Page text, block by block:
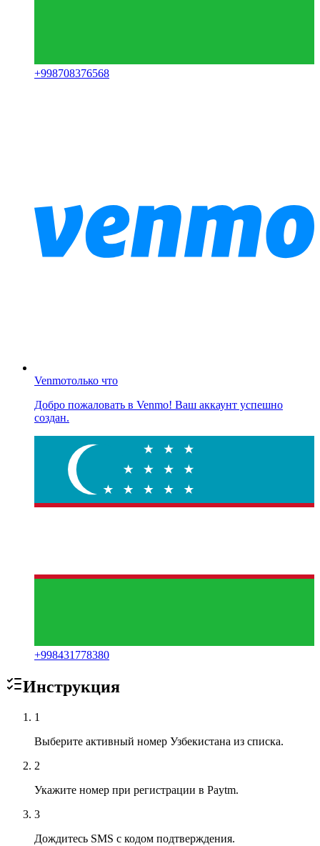
+998708376568
Venmoтолько что
Добро пожаловать в Venmo! Ваш аккаунт успешно
создан.
+998431778380
Инструкция
1
Выберите активный номер Узбекистана из списка.
2
Укажите номер при регистрации в Paytm.
3
Дождитесь SMS с кодом подтверждения.